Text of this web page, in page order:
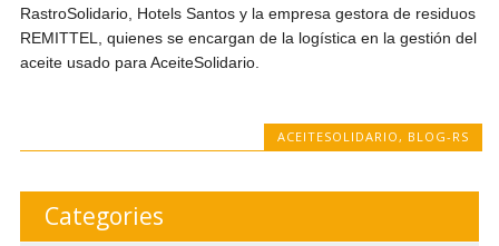
RastroSolidario, Hotels Santos y la empresa gestora de residuos
REMITTEL, quienes se encargan de la logística en la gestión del
aceite usado para AceiteSolidario.
ACEITESOLIDARIO, BLOG-RS
Categories